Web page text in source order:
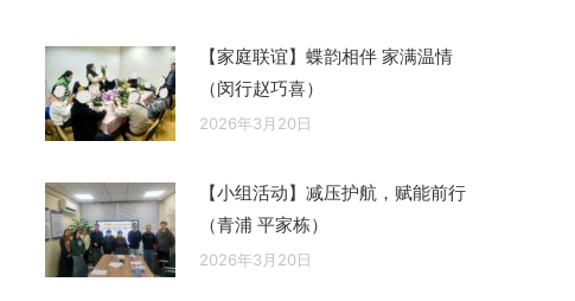
【家庭联谊】蝶韵相伴 家满温情
（闵行赵巧喜）
2026年3月20日
【小组活动】减压护航，赋能前行
（青浦 平家栋）
2026年3月20日